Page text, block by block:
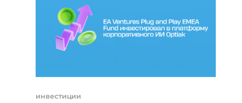
важно взглянуть на общемировые тренды.
Согласно масштабному отчету State of the
инвестиции